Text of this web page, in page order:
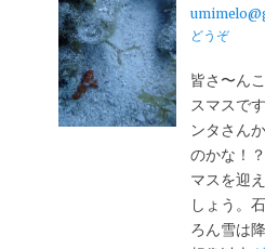
稿
日
どうぞ
皆さ〜ん
スマスで
ンタさん
のかな！
マスを迎
しょう。
ろん雪は